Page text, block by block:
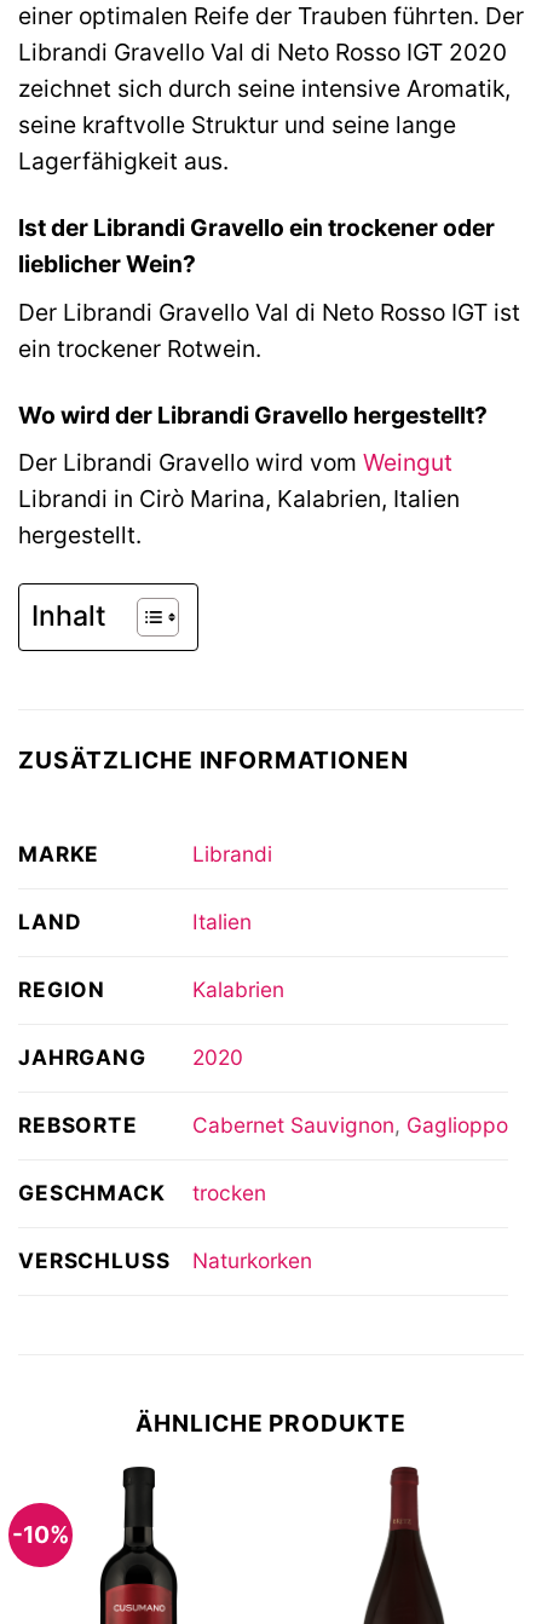
einer optimalen Reife der Trauben führten. Der
Librandi Gravello Val di Neto Rosso IGT 2020
zeichnet sich durch seine intensive Aromatik,
seine kraftvolle Struktur und seine lange
Lagerfähigkeit aus.
Ist der Librandi Gravello ein trockener oder
lieblicher Wein?
Der Librandi Gravello Val di Neto Rosso IGT ist
ein trockener Rotwein.
Wo wird der Librandi Gravello hergestellt?
Der Librandi Gravello wird vom Weingut
Librandi in Cirò Marina, Kalabrien, Italien
hergestellt.
Inhalt
ZUSÄTZLICHE INFORMATIONEN
MARKE Librandi
LAND Italien
REGION Kalabrien
JAHRGANG 2020
REBSORTE Cabernet Sauvignon, Gaglioppo
GESCHMACK trocken
VERSCHLUSS Naturkorken
ÄHNLICHE PRODUKTE
-10%